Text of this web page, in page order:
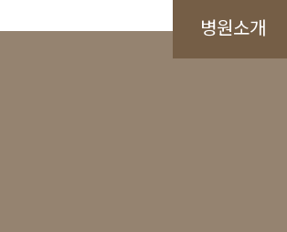
병원소개